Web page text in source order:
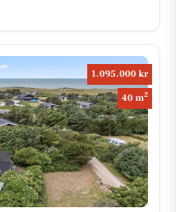
1.095.000 kr
40 m2